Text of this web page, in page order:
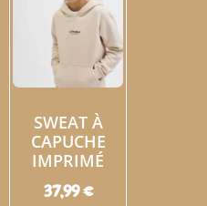
SWEAT À
CAPUCHE
IMPRIMÉ
37,99€